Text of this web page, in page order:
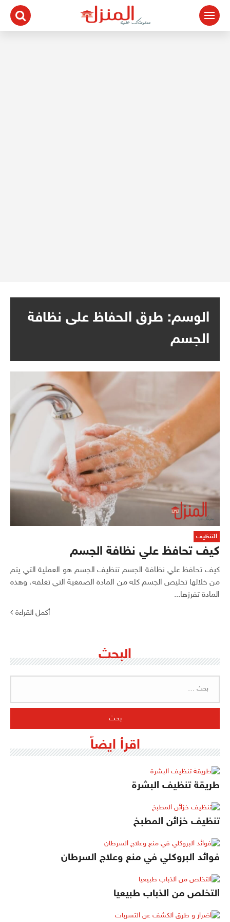
التجاوز
المحتوى
الوسم: طرق الحفاظ على نظافة
الجسم
التنظيف
كيف تحافظ علي نظافة الجسم
كيف تحافظ علي نظافة الجسم تنظيف الجسم هو العملية التي يتم
من خلالها تخليص الجسم كله من المادة الصمغية التي تغلفه، وهذه
المادة تفرزها...
أكمل القراءة
البحث
اقرأ ايضاً
طريقة تنظيف البشرة
تنظيف خزائن المطبخ
فوائد البروكلي في منع وعلاج السرطان
التخلص من الذباب طبيعيا